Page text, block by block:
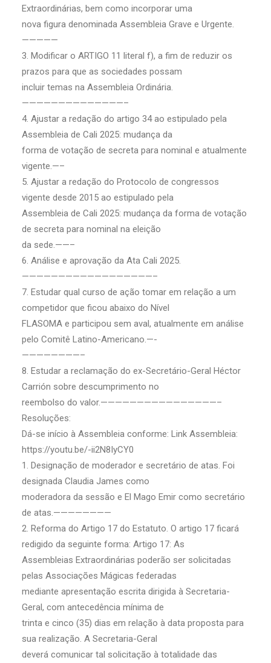
Extraordinárias, bem como incorporar uma
nova figura denominada Assembleia Grave e Urgente.
—————
3. Modificar o ARTIGO 11 literal f), a fim de reduzir os
prazos para que as sociedades possam
incluir temas na Assembleia Ordinária.
——————————————–
4. Ajustar a redação do artigo 34 ao estipulado pela
Assembleia de Cali 2025: mudança da
forma de votação de secreta para nominal e atualmente
vigente.—–
5. Ajustar a redação do Protocolo de congressos
vigente desde 2015 ao estipulado pela
Assembleia de Cali 2025: mudança da forma de votação
de secreta para nominal na eleição
da sede.——–
6. Análise e aprovação da Ata Cali 2025.
——————————————————–
7. Estudar qual curso de ação tomar em relação a um
competidor que ficou abaixo do Nível
FLASOMA e participou sem aval, atualmente em análise
pelo Comitê Latino-Americano.—-
————————–
8. Estudar a reclamação do ex-Secretário-Geral Héctor
Carrión sobre descumprimento no
reembolso do valor.————————————————–
Resoluções:
Dá-se início à Assembleia conforme: Link Assembleia:
https://youtu.be/-ii2N8IyCY0
1. Designação de moderador e secretário de atas. Foi
designada Claudia James como
moderadora da sessão e El Mago Emir como secretário
de atas.————————
2. Reforma do Artigo 17 do Estatuto. O artigo 17 ficará
redigido da seguinte forma: Artigo 17: As
Assembleias Extraordinárias poderão ser solicitadas
pelas Associações Mágicas federadas
mediante apresentação escrita dirigida à Secretaria-
Geral, com antecedência mínima de
trinta e cinco (35) dias em relação à data proposta para
sua realização. A Secretaria-Geral
deverá comunicar tal solicitação à totalidade das